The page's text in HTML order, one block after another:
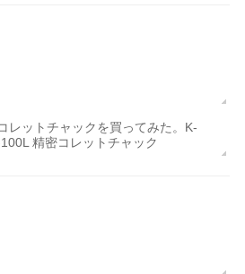
レットチャックを買ってみた。K-
精密コレットチャック